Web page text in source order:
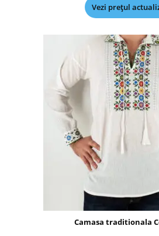
Vezi prețul
Camasa traditionala